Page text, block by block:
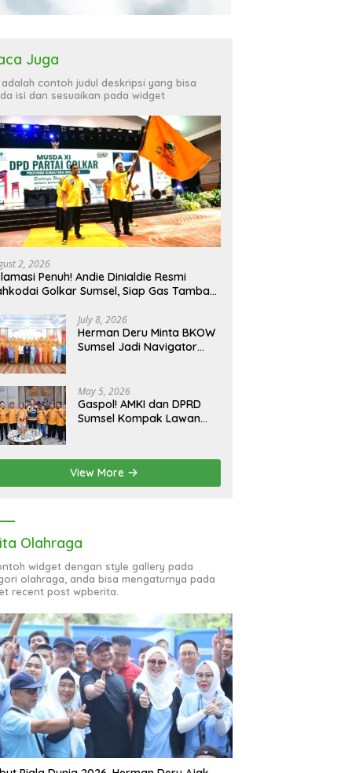
Juga
adalah contoh judul deskripsi yang bisa
isi dan sesuaikan pada widget
2, 2026
Penuh! Andie Dinialdie Resmi
Golkar Sumsel, Siap Gas Tambah
July 8, 2026
Herman Deru Minta BKOW
Sumsel Jadi Navigator
May 5, 2026
Gaspol! AMKI dan DPRD
Sumsel Kompak Lawan
View More
Olahraga
widget dengan style gallery pada
olahraga, anda bisa mengaturnya pada
recent post wpberita.